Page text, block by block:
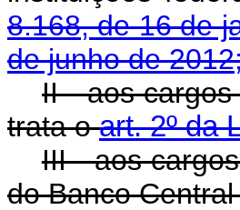
8.168, de 16 de
de junho de
II - aos
trata oart. 2º da
III - aos
do Banco